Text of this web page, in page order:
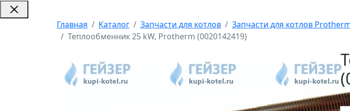
Главная Каталог Запчасти для котлов Запчасти для котлов
Теплообменник 25 kW, Protherm (0020142419)